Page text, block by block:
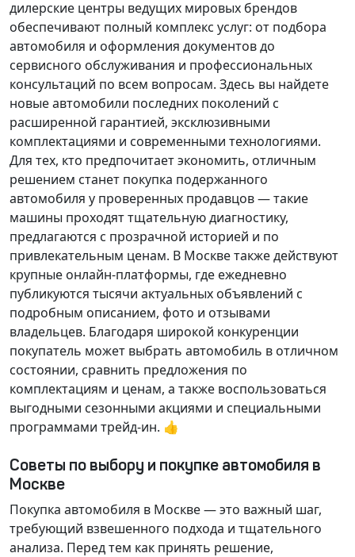
дилерские центры ведущих мировых брендов
обеспечивают полный комплекс услуг: от подбора
автомобиля и оформления документов до
сервисного обслуживания и профессиональных
консультаций по всем вопросам. Здесь вы найдете
новые автомобили последних поколений с
расширенной гарантией, эксклюзивными
комплектациями и современными технологиями.
Для тех, кто предпочитает экономить, отличным
решением станет покупка подержанного
автомобиля у проверенных продавцов — такие
машины проходят тщательную диагностику,
предлагаются с прозрачной историей и по
привлекательным ценам. В Москве также действуют
крупные онлайн-платформы, где ежедневно
публикуются тысячи актуальных объявлений с
подробным описанием, фото и отзывами
владельцев. Благодаря широкой конкуренции
покупатель может выбрать автомобиль в отличном
состоянии, сравнить предложения по
комплектациям и ценам, а также воспользоваться
выгодными сезонными акциями и специальными
программами трейд-ин. 👍
Советы по выбору и покупке автомобиля в
Москве
Покупка автомобиля в Москве — это важный шаг,
требующий взвешенного подхода и тщательного
анализа. Перед тем как принять решение,